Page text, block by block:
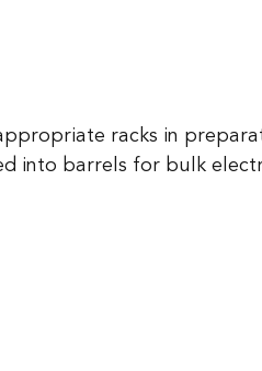
racks in
into barrels for bulk